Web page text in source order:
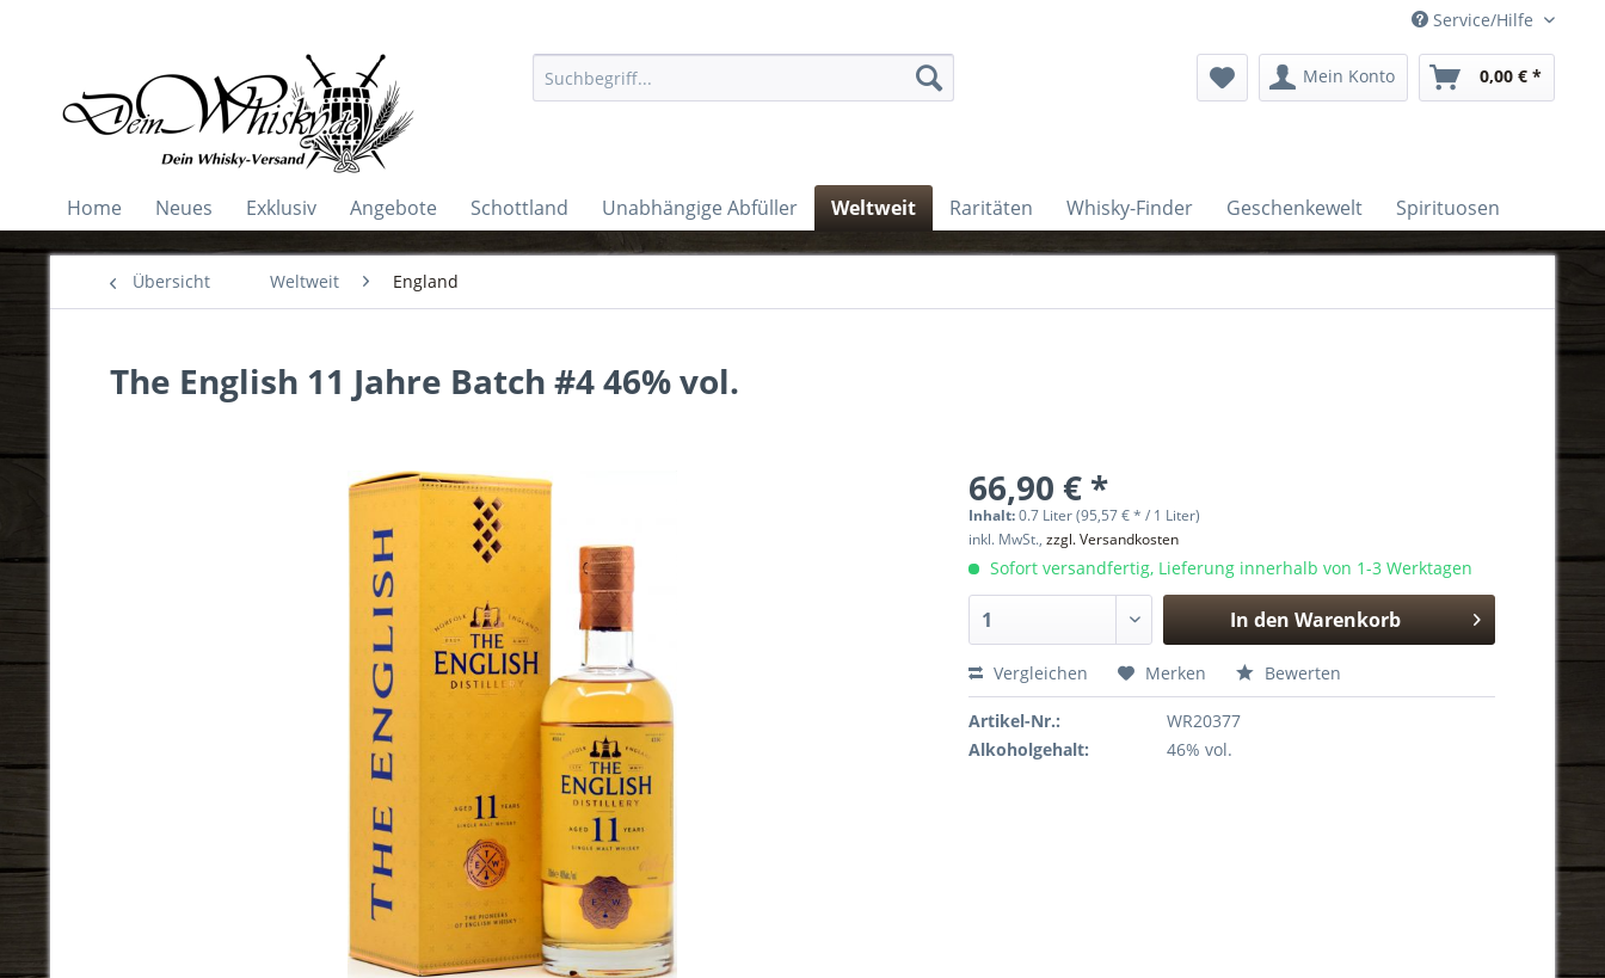
Service/Hilfe
Mein Konto 0,00 € *
Home Neues Exklusiv Angebote Schottland Unabhängige Abfüller Weltweit Raritäten Whisky-Finder Geschenkewelt Spirituosen
Übersicht Weltweit England
The English 11 Jahre Batch #4 46% vol.
66,90 € *
Inhalt:0.7 Liter (95,57 € * / 1 Liter)
inkl. MwSt.,zzgl. Versandkosten
Sofort versandfertig, Lieferung innerhalb von 1-3 Werktagen
In den Warenkorb
Hinzugefügt
Vergleichen Merken Bewerten
Artikel-Nr.:
WR20377
Alkoholgehalt:
46% vol.